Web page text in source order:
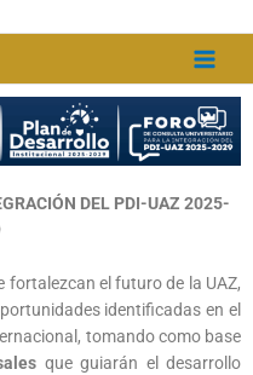
DEL PDI-UAZ 2025-
el futuro de la UAZ,
identificadas en el
tomando como base
que guiarán el desarrollo